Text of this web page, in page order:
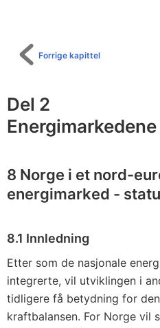
Forrige kapittel
Del 2
8 Norge i et nord-
energimarked -
8.1 Innledning
Etter som de nasjonale
integrerte, vil utviklingen i
tidligere få betydning for
kraftbalansen. For Norge vil